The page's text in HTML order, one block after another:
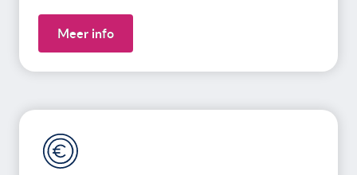
Meer info